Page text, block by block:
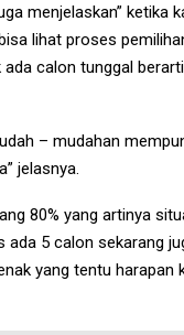
menjelaskan” ketika
lihat proses
calon tunggal
– mudahan
jelasnya.
80% yang artinya
5 calon sekarang
yang tentu harapan